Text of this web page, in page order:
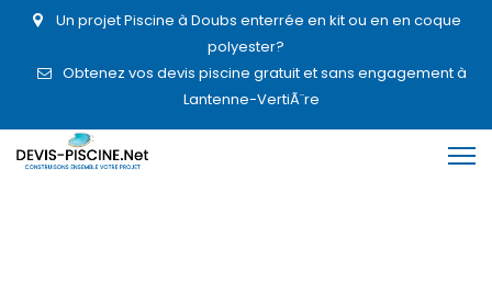
Un projet Piscine à Doubs enterrée en kit ou en en coque
polyester?
Obtenez vos devis piscine gratuit et sans engagement à
Lantenne-VertiÃ¨re